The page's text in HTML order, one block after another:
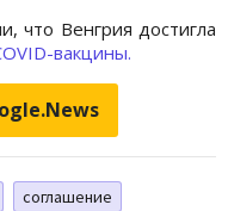
что Венгрия достигла
вакцины.
соглашение